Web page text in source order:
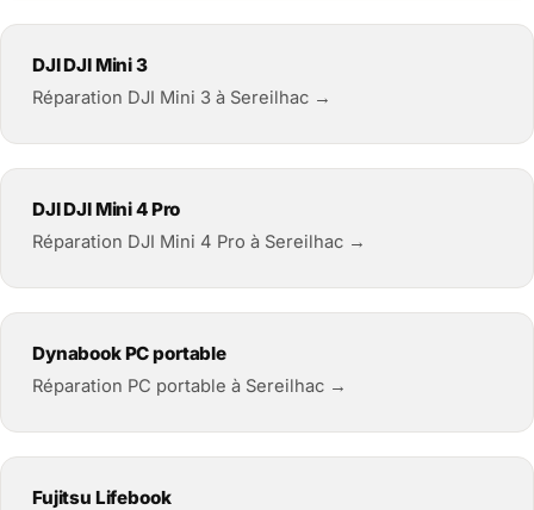
DJI DJI Mini 3
Réparation DJI Mini 3 à Sereilhac →
DJI DJI Mini 4 Pro
Réparation DJI Mini 4 Pro à Sereilhac →
Dynabook PC portable
Réparation PC portable à Sereilhac →
Fujitsu Lifebook